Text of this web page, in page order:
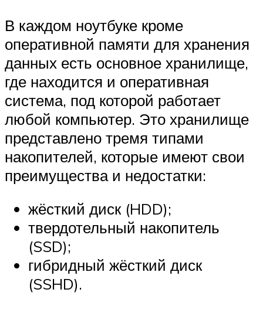
В каждом ноутбуке кроме
оперативной памяти для хранения
данных есть основное хранилище,
где находится и оперативная
система, под которой работает
любой компьютер. Это хранилище
представлено тремя типами
накопителей, которые имеют свои
преимущества и недостатки:
жёсткий диск (HDD);
твердотельный накопитель
(SSD);
гибридный жёсткий диск
(SSHD).